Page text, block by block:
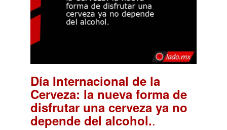
Día Internacional de la
Cerveza: la nueva forma de
disfrutar una cerveza ya no
depende del alcohol..